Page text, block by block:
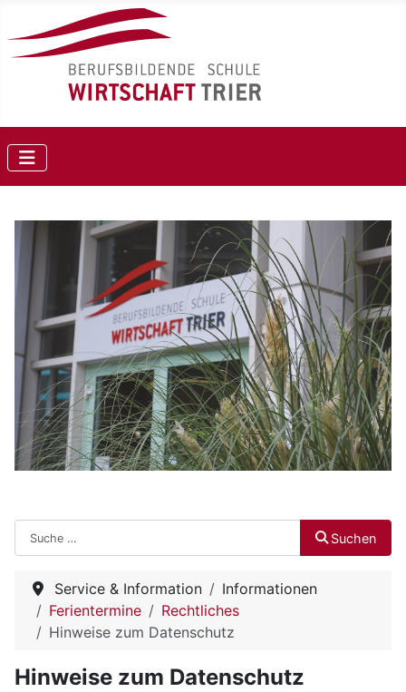
Suchen Suchen
Service & Information
Informationen
Ferientermine
Rechtliches
Hinweise zum Datenschutz
Hinweise zum Datenschutz